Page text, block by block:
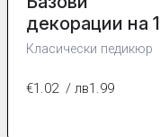
декорации на 1
нокът
Класически педикюр
€1.02 / лв1.99